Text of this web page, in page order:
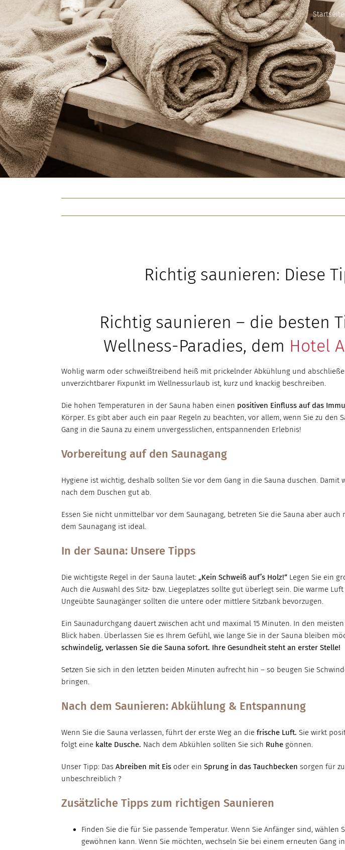
Startseite
Richtig saunieren: Diese
Richtig saunieren – die besten
Wellness-Paradies, dem Hotel
Wohlig warm oder schweißtreibend heiß mit prickelnder Abkühlung und
unverzichtbarer Fixpunkt im Wellnessurlaub ist, kurz und knackig beschreiben.
Die hohen Temperaturen in der Sauna haben einen positiven Einfluss auf das
Körper. Es gibt aber auch ein paar Regeln zu beachten, vor allem, wenn Sie zu
Gang in die Sauna zu einem unvergesslichen, entspannenden Erlebnis!
Vorbereitung auf den Saunagang
Hygiene ist wichtig, deshalb sollten Sie vor dem Gang in die Sauna duschen.
nach dem Duschen gut ab.
Essen Sie nicht unmittelbar vor dem Saunagang, betreten Sie die Sauna aber
dem Saunagang ist ideal.
In der Sauna: Unsere Tipps
Die wichtigste Regel in der Sauna lautet: „Kein Schweiß auf’s Holz!“ Legen Sie ein
Auch die Auswahl des Sitz- bzw. Liegeplatzes sollte gut überlegt sein. Die warme
Ungeübte Saunagänger sollten die untere oder mittlere Sitzbank bevorzugen.
Ein Saunadurchgang dauert zwischen acht und maximal 15 Minuten. In den
Blick haben. Überlassen Sie es Ihrem Gefühl, wie lange Sie in der Sauna bleiben
schwindelig, verlassen Sie die Sauna sofort. Ihre Gesundheit steht an erster Stelle!
Setzen Sie sich in den letzten beiden Minuten aufrecht hin – so beugen Sie
bringen.
Nach dem Saunieren: Abkühlung & Entspannung
Wenn Sie die Sauna verlassen, führt der erste Weg an die frische Luft. Sie wirkt
folgt eine kalte Dusche. Nach dem Abkühlen sollten Sie sich Ruhe gönnen.
Unser Tipp: Das Abreiben mit Eis oder ein Sprung in das Tauchbecken sorgen für
unbeschreiblich ?
Zusätzliche Tipps zum richtigen Saunieren
Finden Sie die für Sie passende Temperatur. Wenn Sie Anfänger sind,
gewöhnen kann. Wenn Sie möchten, wechseln Sie bei einem erneuten Gang